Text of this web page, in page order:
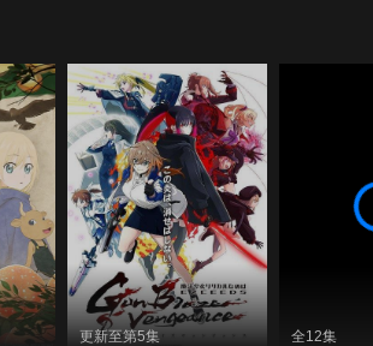
本，並放火燒了整座城市。淪為
絕望深淵的希塔拉，遇見了替蒙古
拉。
更新至第5集 全12集